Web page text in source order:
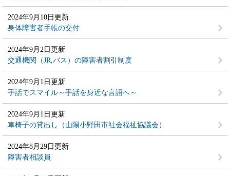
2024年9月10日更新
身体障害者手帳の交付
2024年9月2日更新
交通機関（JR,バス）の障害者割引制度
2024年9月1日更新
手話でスマイル～手話を身近な言語へ～
2024年9月1日更新
車椅子の貸出し（山陽小野田市社会福祉協議会）
2024年8月29日更新
障害者相談員